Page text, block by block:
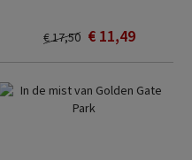
€ 11,49
€ 17,50